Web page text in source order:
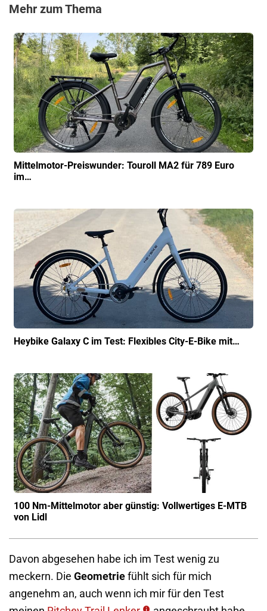
Mehr zum Thema
Mittelmotor-Preiswunder: Touroll MA2 für 789 Euro
im…
Heybike Galaxy C im Test: Flexibles City-E-Bike mit…
100 Nm-Mittelmotor aber günstig: Vollwertiges E-MTB
von Lidl
Davon abgesehen habe ich im Test wenig zu
meckern. Die Geometrie fühlt sich für mich
angenehm an, auch wenn ich mir für den Test